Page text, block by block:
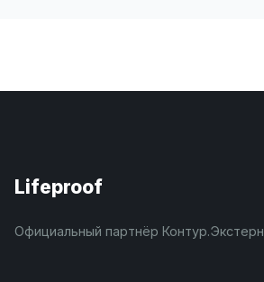
Lifeproof
Официальный партнёр Контур.Экстерн